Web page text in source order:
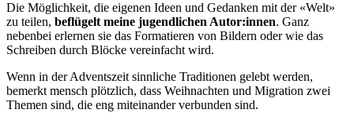
Die Möglichkeit, die eigenen Ideen und Gedanken mit der «Welt»
zu teilen, beflügelt meine jugendlichen Autor:innen. Ganz
nebenbei erlernen sie das Formatieren von Bildern oder wie das
Schreiben durch Blöcke vereinfacht wird.
Wenn in der Adventszeit sinnliche Traditionen gelebt werden,
bemerkt mensch plötzlich, dass Weihnachten und Migration zwei
Themen sind, die eng miteinander verbunden sind.